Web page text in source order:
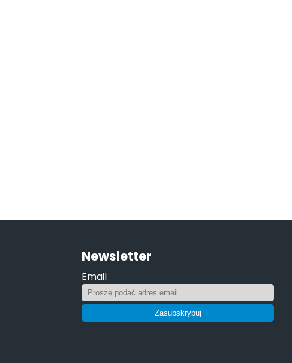
Newsletter
Email
Zasubskrybuj